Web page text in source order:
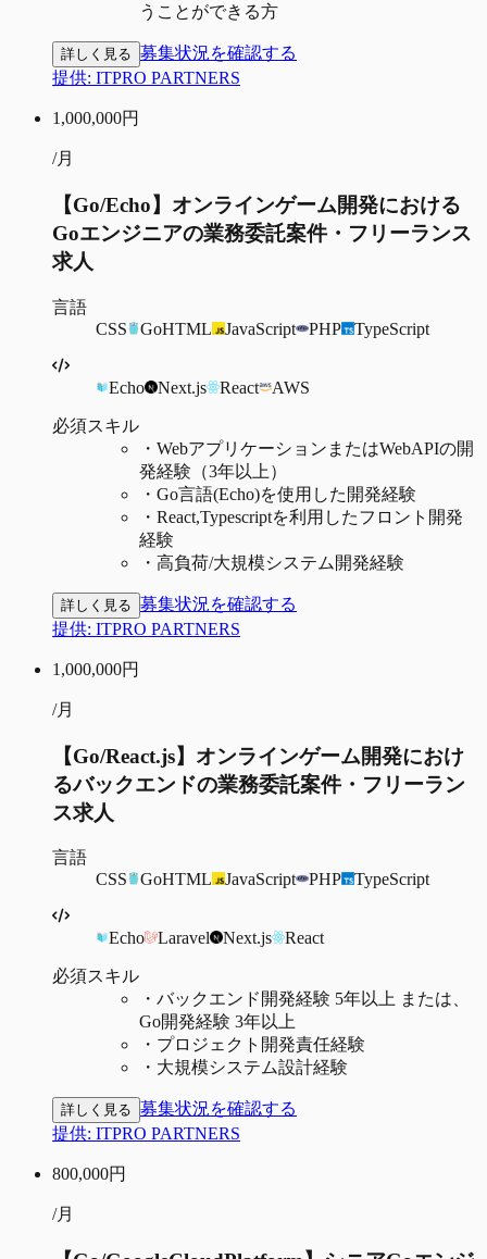
うことができる方
詳しく見る 募集状況を確認する
提供: ITPRO PARTNERS
1,000,000円
/月
【Go/Echo】オンラインゲーム開発における
Goエンジニアの業務委託案件・フリーランス
求人
言語
CSS
GoHTML JavaScript PHP TypeScript
Echo Next.js React AWS
必須スキル
・ WebアプリケーションまたはWebAPIの開
発経験（3年以上）
・ Go言語(Echo)を使用した開発経験
・ React,Typescriptを利用したフロント開発
経験
・ 高負荷/大規模システム開発経験
詳しく見る 募集状況を確認する
提供: ITPRO PARTNERS
1,000,000円
/月
【Go/React.js】オンラインゲーム開発におけ
るバックエンドの業務委託案件・フリーラン
ス求人
言語
CSS
GoHTML JavaScript PHP TypeScript
Echo Laravel Next.js React
必須スキル
・ バックエンド開発経験 5年以上 または、
Go開発経験 3年以上
・ プロジェクト開発責任経験
・ 大規模システム設計経験
詳しく見る 募集状況を確認する
提供: ITPRO PARTNERS
800,000円
/月